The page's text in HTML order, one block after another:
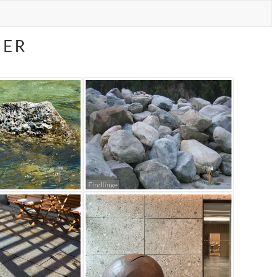
Findlinge